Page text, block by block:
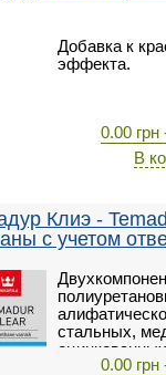
Добавка к
эффекта.
0.00 грн
В
Клиэ -
с учетом
стальных,
0.00 грн